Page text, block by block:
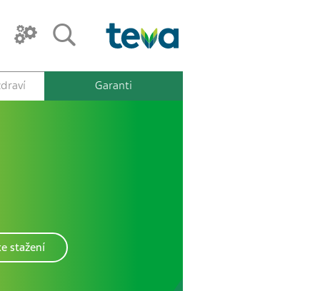
Garanti
stažení